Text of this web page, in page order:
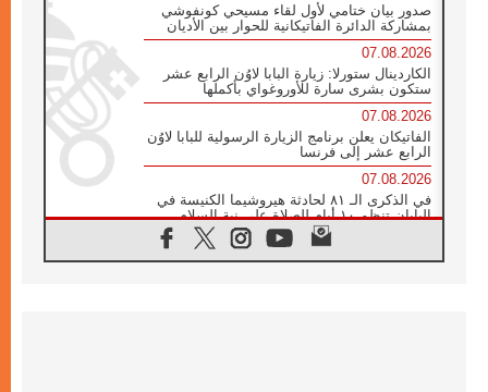
صدور بيان ختامي لأول لقاء مسيحي كونفوشي
بمشاركة الدائرة الفاتيكانية للحوار بين الأديان
07.08.2026
الكاردينال ستورلا: زيارة البابا لاوُن الرابع عشر
ستكون بشرى سارة للأوروغواي بأكملها
07.08.2026
الفاتيكان يعلن برنامج الزيارة الرسولية للبابا لاوُن
الرابع عشر إلى فرنسا
07.08.2026
في الذكرى الـ ٨١ لحادثة هيروشيما الكنيسة في
اليابان تنظم ١٠ أيام للصلاة على نية السلام
الكنيسة في الأوروغواي: زيارة البابا ستعزز